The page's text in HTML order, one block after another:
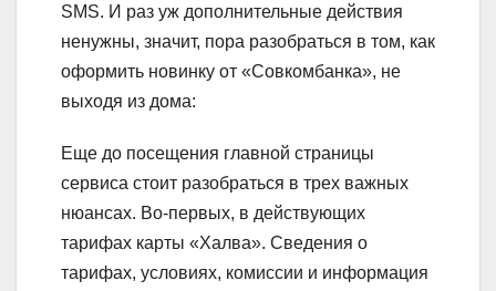
SMS. И раз уж дополнительные действия
ненужны, значит, пора разобраться в том, как
оформить новинку от «Совкомбанка», не
выходя из дома:
Еще до посещения главной страницы
сервиса стоит разобраться в трех важных
нюансах. Во-первых, в действующих
тарифах карты «Халва». Сведения о
тарифах, условиях, комиссии и информация